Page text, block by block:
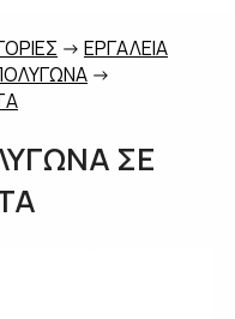
-> ΕΡΓΑΛΕΙΑ
->
ΣΕ